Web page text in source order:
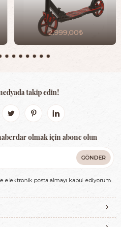
9236
2.999,00
takip edin!
olmak için abone olun
GÖNDER
elektronik posta almayı kabul ediyorum.